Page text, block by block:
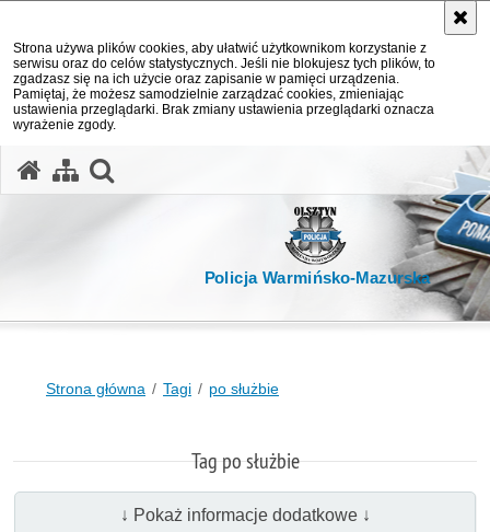
Strona używa plików cookies, aby ułatwić użytkownikom korzystanie z
serwisu oraz do celów statystycznych. Jeśli nie blokujesz tych plików, to
zgadzasz się na ich użycie oraz zapisanie w pamięci urządzenia.
Pamiętaj, że możesz samodzielnie zarządzać cookies, zmieniając
ustawienia przeglądarki. Brak zmiany ustawienia przeglądarki oznacza
wyrażenie zgody.
Policja Warmińsko-Mazurska
Strona główna Tagi po służbie
Tag po służbie
↓ Pokaż informacje dodatkowe ↓